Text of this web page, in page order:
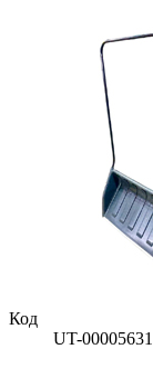
Код
UT-00005631